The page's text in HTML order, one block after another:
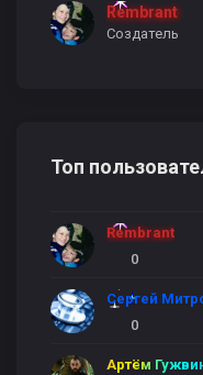
Rembrant
Создатель
Топ
Rembrant
0
Сергей
0
Артём